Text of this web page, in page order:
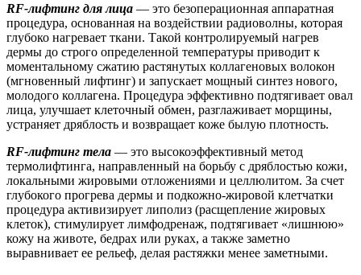
RF-лифтинг для лица — это безоперационная аппаратная
процедура, основанная на воздействии радиоволны, которая
глубоко нагревает ткани. Такой контролируемый нагрев
дермы до строго определенной температуры приводит к
моментальному сжатию растянутых коллагеновых волокон
(мгновенный лифтинг) и запускает мощный синтез нового,
молодого коллагена. Процедура эффективно подтягивает овал
лица, улучшает клеточный обмен, разглаживает морщины,
устраняет дряблость и возвращает коже былую плотность.
RF-лифтинг тела — это высокоэффективный метод
термолифтинга, направленный на борьбу с дряблостью кожи,
локальными жировыми отложениями и целлюлитом. За счет
глубокого прогрева дермы и подкожно-жировой клетчатки
процедура активизирует липолиз (расщепление жировых
клеток), стимулирует лимфодренаж, подтягивает «лишнюю»
кожу на животе, бедрах или руках, а также заметно
выравнивает ее рельеф, делая растяжки менее заметными.